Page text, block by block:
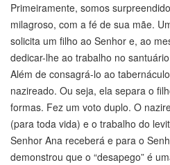
Primeiramente, somos
milagroso, com a fé de sua mãe.
solicita um filho ao Senhor e, ao
dedicar-lhe ao trabalho no
Além de consagrá-lo ao
nazireado. Ou seja, ela separa o
formas. Fez um voto duplo. O
(para toda vida) e o trabalho do
Senhor Ana receberá e para o
demonstrou que o “desapego” é